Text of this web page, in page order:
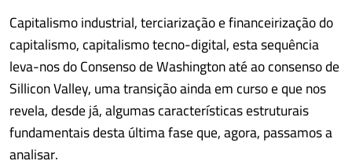
Capitalismo industrial, terciarização e financeirização do
capitalismo, capitalismo tecno-digital, esta sequência
leva-nos do Consenso de Washington até ao consenso de
Sillicon Valley, uma transição ainda em curso e que nos
revela, desde já, algumas características estruturais
fundamentais desta última fase que, agora, passamos a
analisar.